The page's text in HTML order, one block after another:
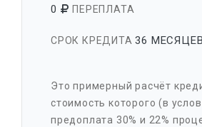
0 ПЕРЕПЛАТА
СРОК КРЕДИТА36 МЕСЯЦЕВ
Это примерный расчёт
стоимость которого(в
предоплата 30% и 22%